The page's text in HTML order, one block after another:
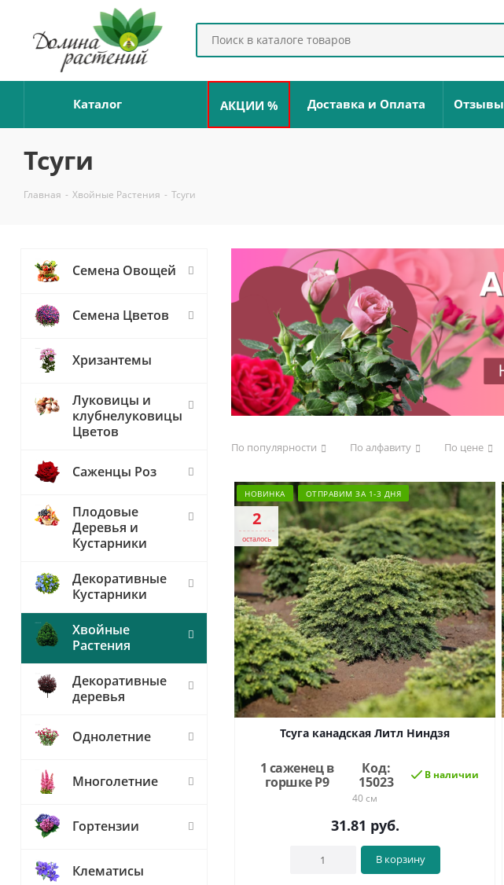
Каталог АКЦИИ % Доставка и Оплата Отзывы
Тсуги
Главная - Хвойные Растения - Тсуги
По популярности По алфавиту По цене
НОВИНКА ОТПРАВИМ ЗА 1-3 ДНЯ
2
осталось
Тсуга канадская Литл Ниндзя
1 саженец в
горшке Р9
Код:
15023
В наличии
40 см
31.81 руб.
В корзину
Семена Овощей
Семена Цветов
Хризантемы
Луковицы и
клубнелуковицы
Цветов
Саженцы Роз
Плодовые
Деревья и
Кустарники
Декоративные
Кустарники
Хвойные
Растения
Декоративные
деревья
Однолетние
Многолетние
Гортензии
Клематисы